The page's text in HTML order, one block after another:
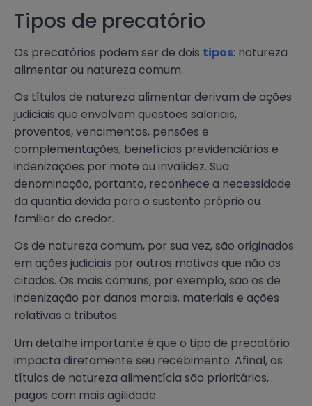
Tipos de precatório
Os precatórios podem ser de dois tipos: natureza
alimentar ou natureza comum.
Os títulos de natureza alimentar derivam de ações
judiciais que envolvem questões salariais,
proventos, vencimentos, pensões e
complementações, benefícios previdenciários e
indenizações por mote ou invalidez. Sua
denominação, portanto, reconhece a necessidade
da quantia devida para o sustento próprio ou
familiar do credor.
Os de natureza comum, por sua vez, são originados
em ações judiciais por outros motivos que não os
citados. Os mais comuns, por exemplo, são os de
indenização por danos morais, materiais e ações
relativas a tributos.
Um detalhe importante é que o tipo de precatório
impacta diretamente seu recebimento. Afinal, os
títulos de natureza alimentícia são prioritários,
pagos com mais agilidade.